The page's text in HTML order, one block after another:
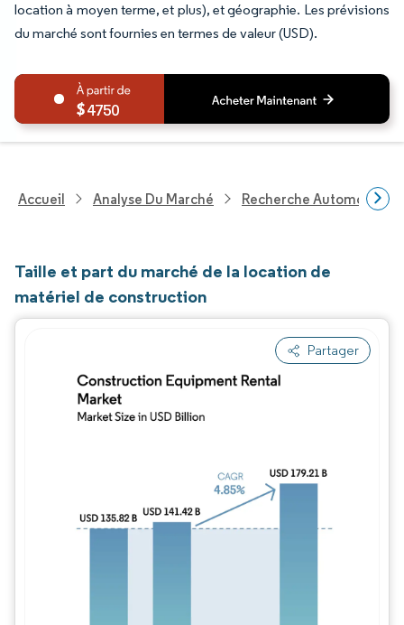
location à moyen terme, et plus), et géographie. Les prévisions
du marché sont fournies en termes de valeur (USD).
4750
Accueil Analyse Du Marché Recherche Automobile
Taille et part du marché de la location de
matériel de construction
Partager